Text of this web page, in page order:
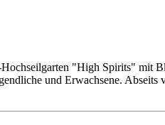
"High Spirits" mit
und Erwachsene. Abseits